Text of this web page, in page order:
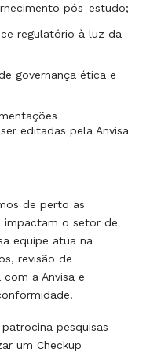
pós-estudo;
regulatório à luz da
governança ética e
editadas pela Anvisa
de perto as
impactam o setor de
equipe atua na
revisão de
a Anvisa e
pesquisas
um Checkup